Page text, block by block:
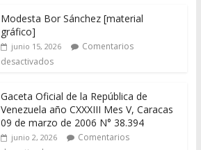
Modesta Bor Sánchez [material
gráfico]
junio 15, 2026
Comentarios
desactivados
Gaceta Oficial de la República de
Venezuela año CXXXIII Mes V, Caracas
09 de marzo de 2006 N° 38.394
junio 2, 2026
Comentarios